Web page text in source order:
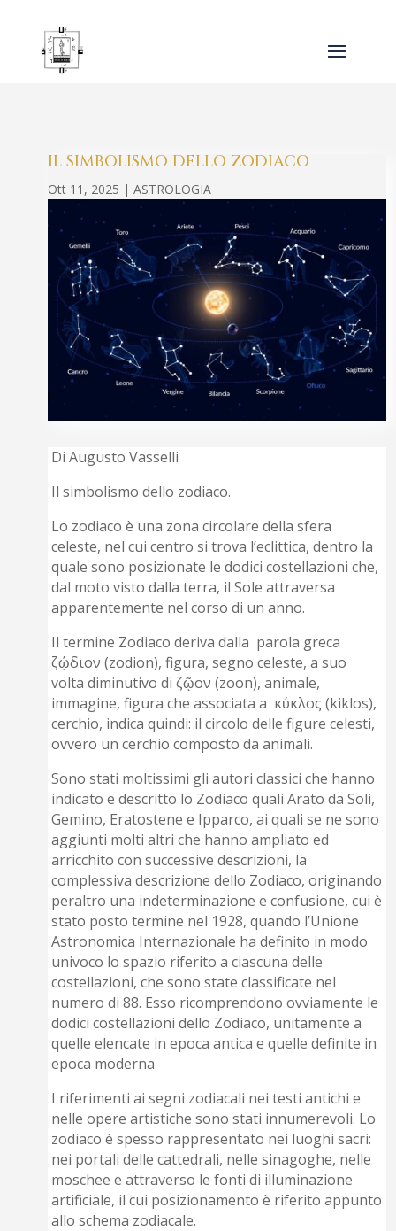
IL SIMBOLISMO DELLO ZODIACO
Ott 11, 2025 |ASTROLOGIA
Di Augusto Vasselli
Il simbolismo dello zodiaco.
Lo zodiaco è una zona circolare della sfera
celeste, nel cui centro si trova l’eclittica, dentro la
quale sono posizionate le dodici costellazioni che,
dal moto visto dalla terra, il Sole attraversa
apparentemente nel corso di un anno.
Il termine Zodiaco deriva dalla parola greca
ζῴδιον (zodion), figura, segno celeste, a suo
volta diminutivo di ζῷον (zoon), animale,
immagine, figura che associata a κύκλος (kiklos),
cerchio, indica quindi: il circolo delle figure celesti,
ovvero un cerchio composto da animali.
Sono stati moltissimi gli autori classici che hanno
indicato e descritto lo Zodiaco quali Arato da Soli,
Gemino, Eratostene e Ipparco, ai quali se ne sono
aggiunti molti altri che hanno ampliato ed
arricchito con successive descrizioni, la
complessiva descrizione dello Zodiaco, originando
peraltro una indeterminazione e confusione, cui è
stato posto termine nel 1928, quando l’Unione
Astronomica Internazionale ha definito in modo
univoco lo spazio riferito a ciascuna delle
costellazioni, che sono state classificate nel
numero di 88. Esso ricomprendono ovviamente le
dodici costellazioni dello Zodiaco, unitamente a
quelle elencate in epoca antica e quelle definite in
epoca moderna
I riferimenti ai segni zodiacali nei testi antichi e
nelle opere artistiche sono stati innumerevoli. Lo
zodiaco è spesso rappresentato nei luoghi sacri:
nei portali delle cattedrali, nelle sinagoghe, nelle
moschee e attraverso le fonti di illuminazione
artificiale, il cui posizionamento è riferito appunto
allo schema zodiacale.